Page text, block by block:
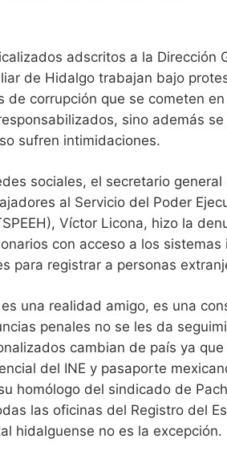
adscritos a la Dirección
de Hidalgo trabajan bajo
de corrupción que se cometen
sino además
sufren intimidaciones.
sociales, el secretario
al Servicio del Poder
Víctor Licona, hizo la
con acceso a los
para registrar a personas
es una realidad amigo, es una
penales no se les da
cambian de país ya
del INE y pasaporte
homólogo del sindicado de
las oficinas del Registro del
hidalguense no es la excepción.